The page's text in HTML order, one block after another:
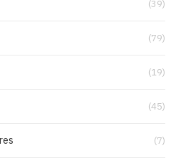
(39)
(79)
(19)
(45)
(7)